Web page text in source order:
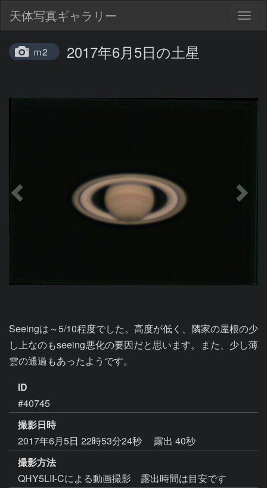
天体写真ギャラリー
ｍ2 2017年6月5日の土星
Seeingは～5/10程度でした。高度が低く、隣家の屋根の少
し上なのもseeing悪化の要因だと思います。また、少し薄
雲の通過もあったようです。
ID
#40745
撮影日時
2017年6月5日 22時53分24秒
露出 40秒
撮影方法
QHY5LII-Cによる動画撮影 露出時間は目安です